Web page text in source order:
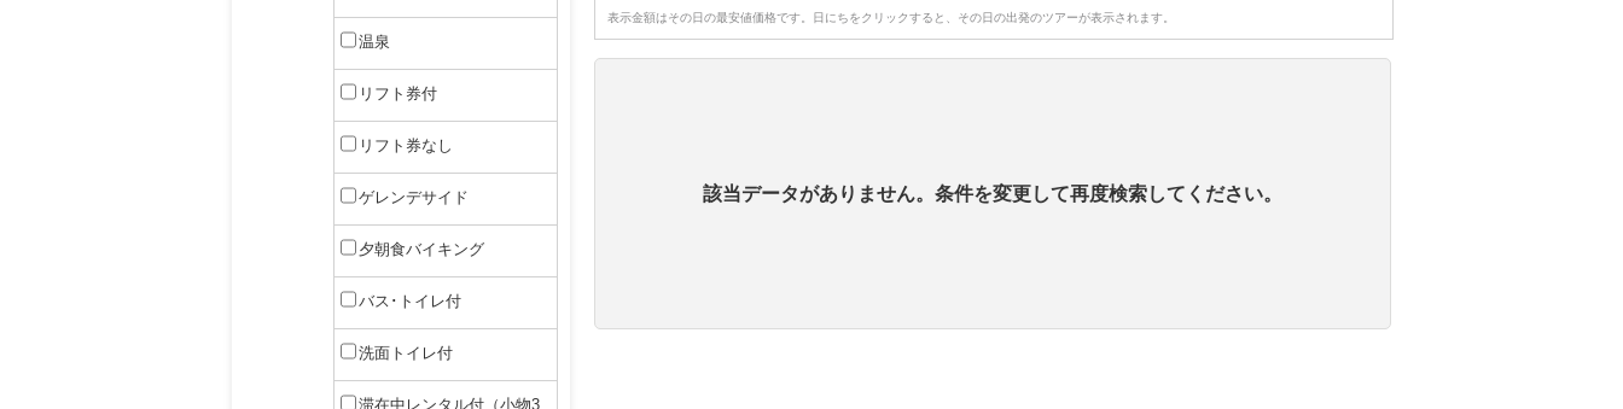
温泉
リフト券付
リフト券なし
ゲレンデサイド
夕朝食バイキング
バス･トイレ付
洗面トイレ付
滞在中レンタル付（小物3
表示金額はその日の最安値価格です。日にちをクリックすると、その日の出発のツアーが表示されます。
該当データがありません。条件を変更して再度検索してください。